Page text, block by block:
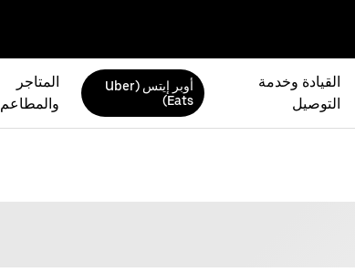
القيادة وخدمة
التوصيل
أوبر إيتس (Uber
Eats)
المتاجر
والمطاعم